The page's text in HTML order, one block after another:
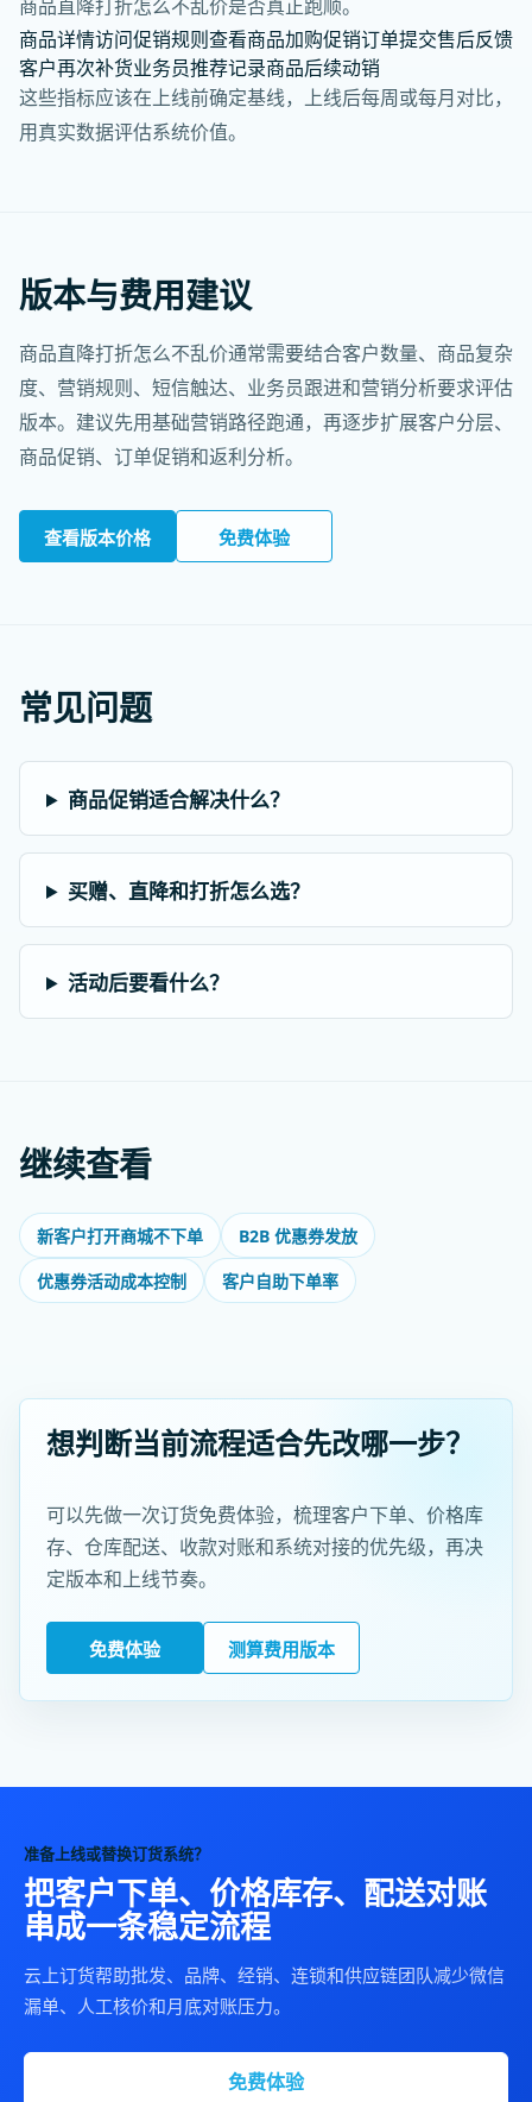
商品直降打折怎么不乱价是否真正跑顺。
商品详情访问促销规则查看商品加购促销订单提交售后反馈
客户再次补货业务员推荐记录商品后续动销
这些指标应该在上线前确定基线，上线后每周或每月对比，
用真实数据评估系统价值。
版本与费用建议
商品直降打折怎么不乱价通常需要结合客户数量、商品复杂
度、营销规则、短信触达、业务员跟进和营销分析要求评估
版本。建议先用基础营销路径跑通，再逐步扩展客户分层、
商品促销、订单促销和返利分析。
查看版本价格 免费体验
常见问题
商品促销适合解决什么？
买赠、直降和打折怎么选？
活动后要看什么？
继续查看
新客户打开商城不下单
B2B 优惠券发放
优惠券活动成本控制
客户自助下单率
想判断当前流程适合先改哪一步？
可以先做一次订货免费体验，梳理客户下单、价格库
存、仓库配送、收款对账和系统对接的优先级，再决
定版本和上线节奏。
免费体验 测算费用版本
准备上线或替换订货系统？
把客户下单、价格库存、配送对账
串成一条稳定流程
云上订货帮助批发、品牌、经销、连锁和供应链团队减少微信
漏单、人工核价和月底对账压力。
免费体验